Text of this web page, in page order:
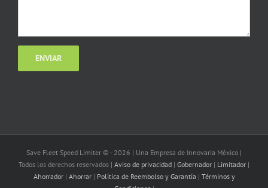
Save Fleet Speed Limiter © - 2026 | Una Empresa de Innovaria México |
Todos los derechos reservados | Aviso de privacidad | Gobernador | Limitador |
Ahorrador| Ahorrar| Política de Reembolso y Garantía | Términos y